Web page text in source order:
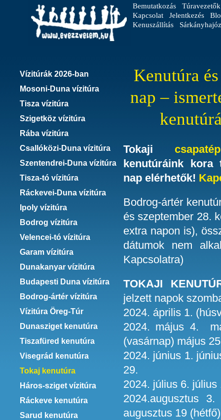
Bemutatkozás
Túravezetők
Kapcsolat
Jelentkezés
Kenuszállítás
Vízitúrák 2026-ban
Mosoni-Duna vízitúra
Tisza vízitúra
Szigetköz vízitúra
Rába vízitúra
Csallóközi-Duna vízitúra
Szentendrei-Duna vízitúra
Tisza-tó vízitúra
Ráckevei-Duna vízitúra
Ipoly vízitúra
Bodrog vízitúra
Velencei-tó vízitúra
Garam vízitúra
Dunakanyar vízitúra
Budapesti Duna vízitúra
Bodrog-ártér vízitúra
Vízitúra Öreg-Túr
Dunasziget kenutúra
Tiszafüred kenutúra
Visegrád kenutúra
Tokaj kenutúra
Háros-sziget vízitúra
Ráckeve kenutúra
Sarud kenutúra
Kenutúra
nap –
Tokaji
kenutúráink kora
nap elérhetők!
Bodrog-ártér
és szeptember 28.
extra napon is),
dátumok nem
Kapcsolatra)
TOKAJI
jelzett napok
2024. április 1.
2024. május 4.
(vasárnap) május
2024. június 1.
29.
2024. július 6.
2024.augusztus
augusztus 19